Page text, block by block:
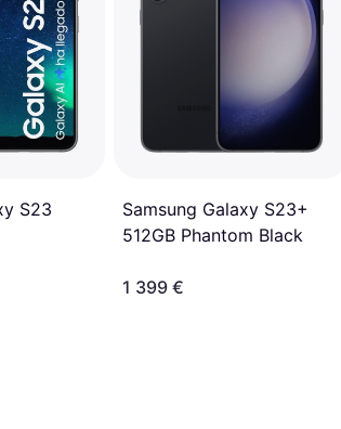
S23
Samsung Galaxy S23+
512GB Phantom Black
1 399 €